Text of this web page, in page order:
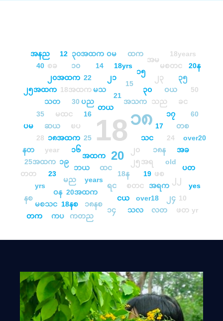
18၁၈
20
အထက
၂၀
25
16
တယ
၂၅
အသက
ပည
သင
အရ
ထင
ဘယ
၁၆
ၿပ
30
21
19
18အထက
18န
မသ ၃၀
သည
၁၈န
years
17
ဖစ
မည
၁၉
၁၈အထက
မထင
15
အရက
၂၀အထက
စတင
ရင
22 ၂၁ ၂၃
ဝယ
20အထက
၁၇
24
old
ဝန
23
year
ဆယ
သတ
၁၅
၂၂
၂၄
over18
ငယ
စခ ၁၀ 14 18yrs မစတင
၁၈နစ
၃၅
18နစ
ခင
တစ
မစသင
အခ
10
25အထက
yrs
၂၅အထက
28
35
40
ပတ
ဖတ
လတ
သလ
အနည
အမ
၁၄
၃၀အထက
12 18years
ထက
ဝမ
20န
50
60
over20
yes
yr
ကတည
ကပ
တက
တတ
နစ
နတ
ပမ